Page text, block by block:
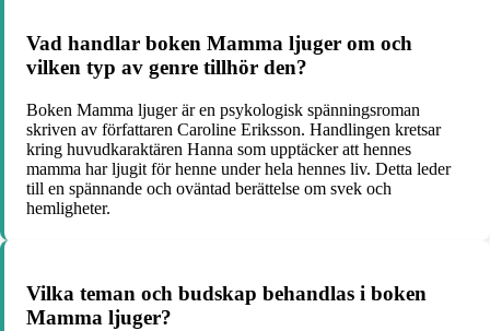
Vad handlar boken Mamma ljuger om och
vilken typ av genre tillhör den?
Boken Mamma ljuger är en psykologisk spänningsroman
skriven av författaren Caroline Eriksson. Handlingen kretsar
kring huvudkaraktären Hanna som upptäcker att hennes
mamma har ljugit för henne under hela hennes liv. Detta leder
till en spännande och oväntad berättelse om svek och
hemligheter.
Vilka teman och budskap behandlas i boken
Mamma ljuger?